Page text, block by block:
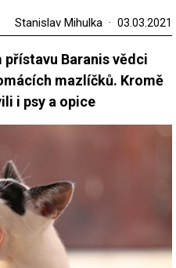
Stanislav Mihulka 03.03.2021
Baranis vědci
mazlíčků. Kromě
i psy a opice